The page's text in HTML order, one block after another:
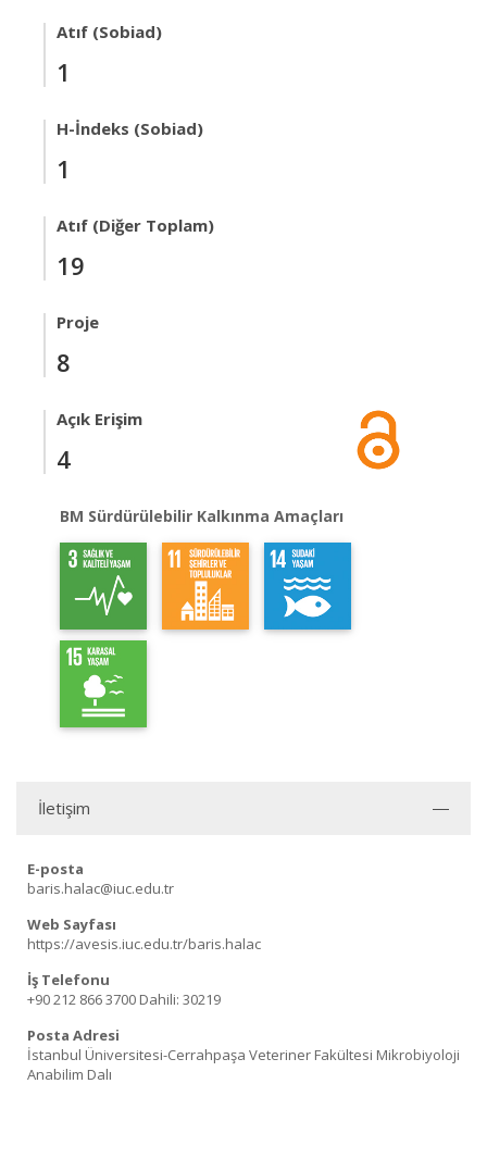
Atıf (Sobiad)
1
H-İndeks (Sobiad)
1
Atıf (Diğer Toplam)
19
Proje
8
Açık Erişim
4
BM Sürdürülebilir Kalkınma Amaçları
İletişim
E-posta
baris.halac@iuc.edu.tr
Web Sayfası
https://avesis.iuc.edu.tr/baris.halac
İş Telefonu
+90 212 866 3700 Dahili: 30219
Posta Adresi
İstanbul Üniversitesi-Cerrahpaşa Veteriner Fakültesi Mikrobiyoloji
Anabilim Dalı